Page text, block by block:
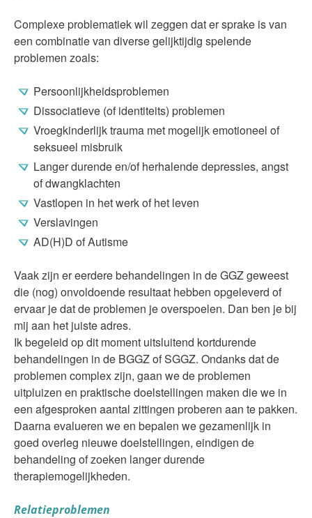
Complexe problematiek wil zeggen dat er sprake is van
een combinatie van diverse gelijktijdig spelende
problemen zoals:
Persoonlijkheidsproblemen
Dissociatieve (of identiteits) problemen
Vroegkinderlijk trauma met mogelijk emotioneel of
seksueel misbruik
Langer durende en/of herhalende depressies, angst
of dwangklachten
Vastlopen in het werk of het leven
Verslavingen
AD(H)D of Autisme
Vaak zijn er eerdere behandelingen in de GGZ geweest
die (nog) onvoldoende resultaat hebben opgeleverd of
ervaar je dat de problemen je overspoelen. Dan ben je bij
mij aan het juiste adres.
Ik begeleid op dit moment uitsluitend kortdurende
behandelingen in de BGGZ of SGGZ. Ondanks dat de
problemen complex zijn, gaan we de problemen
uitpluizen en praktische doelstellingen maken die we in
een afgesproken aantal zittingen proberen aan te pakken.
Daarna evalueren we en bepalen we gezamenlijk in
goed overleg nieuwe doelstellingen, eindigen de
behandeling of zoeken langer durende
therapiemogelijkheden.
Relatieproblemen